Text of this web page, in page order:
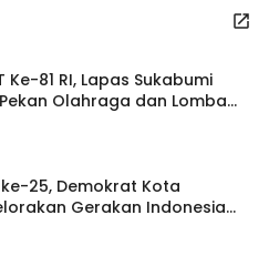
Ke-81 RI, Lapas Sukabumi
Olahraga dan Lomba
ke-25, Demokrat Kota
Gerakan Indonesia
Bersih Masjid Agung